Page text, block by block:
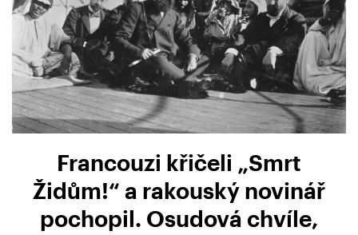
Francouzi křičeli „Smrt
Židům!“ a rakouský novinář
pochopil. Osudová chvíle,